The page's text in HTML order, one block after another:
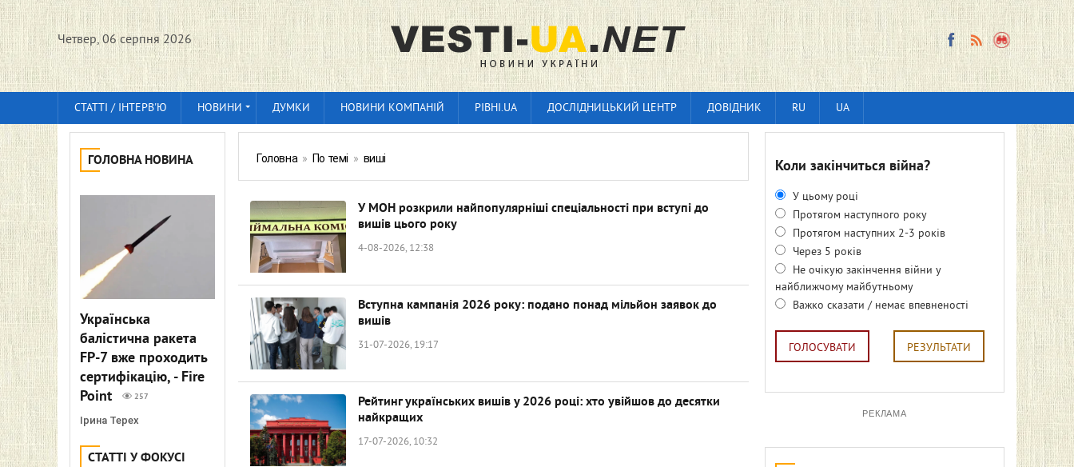
Четвер, 06 серпня 2026
СТАТТІ / ІНТЕРВ'Ю НОВИНИ ДУМКИ НОВИНИ КОМПАНІЙ РІВНІ.UA ДОСЛІДНИЦЬКИЙ ЦЕНТР ДОВІДНИК RU UA
ГОЛОВНА НОВИНА
Українська
балістична ракета
FP-7 вже проходить
сертифікацію, - Fire
Point
257
Ірина Терех
СТАТТІ У ФОКУСІ
Головна » По темі » виші
У МОН розкрили найпопулярніші спеціальності при вступі до
вишів цього року
4-08-2026, 12:38
Вступна кампанія 2026 року: подано понад мільйон заявок до
вишів
31-07-2026, 19:17
Рейтинг українських вишів у 2026 році: хто увійшов до десятки
найкращих
17-07-2026, 10:32
Коли закінчиться війна?
У цьому році
Протягом наступного року
Протягом наступних 2-3 років
Через 5 років
Не очікую закінчення війни у
найближчому майбутньому
Важко сказати / немає впевненості
ГОЛОСУВАТИ РЕЗУЛЬТАТИ
РЕКЛАМА